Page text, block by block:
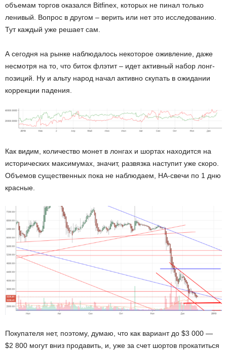
объемам торгов оказался Bitfinex, которых не пинал только
ленивый. Вопрос в другом – верить или нет это исследованию.
Тут каждый уже решает сам.
А сегодня на рынке наблюдалось некоторое оживление, даже
несмотря на то, что биток флэтит – идет активный набор лонг-
позиций. Ну и альту народ начал активно скупать в ожидании
коррекции падения.
Как видим, количество монет в лонгах и шортах находится на
исторических максимумах, значит, развязка наступит уже скоро.
Объемов существенных пока не наблюдаем, HA-свечи по 1 дню
красные.
Покупателя нет, поэтому, думаю, что как вариант до $3 000 —
$2 800 могут вниз продавить, и, уже за счет шортов прокатиться